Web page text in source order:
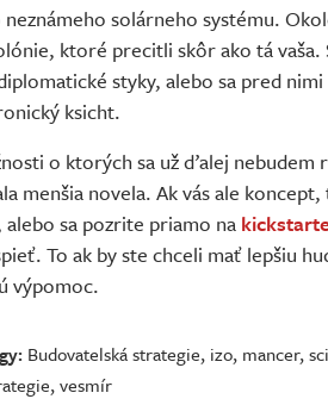
solárneho systému.
ktoré precitli skôr ako tá vaša.
styky, alebo sa pred nimi
ksicht.
o ktorých sa už ďalej nebudem
menšia novela. Ak vás ale
alebo sa pozrite priamo na
To ak by ste chceli mať lepšiu
výpomoc.
Budovatelská strategie, izo, mancer,
,vesmír